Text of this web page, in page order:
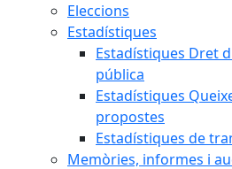
Eleccions
Estadístiques
Estadístiques Dret
pública
Estadístiques
propostes
Estadístiques de
Memòries, informes i